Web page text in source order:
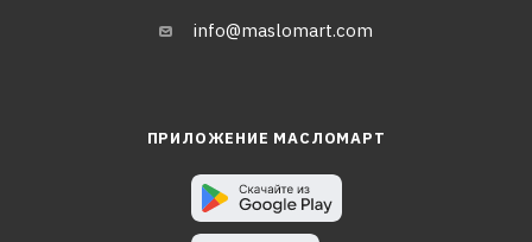
info@maslomart.com
ПРИЛОЖЕНИЕ МАСЛОМАРТ